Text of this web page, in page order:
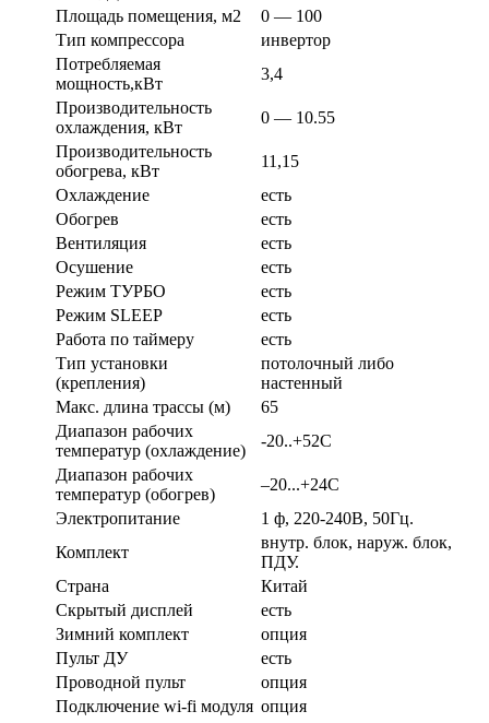
Площадь помещения, м2
0 — 100
Тип компрессора
инвертор
Потребляемая
мощность,кВт
3,4
Производительность
охлаждения, кВт
0 — 10.55
Производительность
обогрева, кВт
11,15
Охлаждение
есть
Обогрев
есть
Вентиляция
есть
Осушение
есть
Режим ТУРБО
есть
Режим SLEEP
есть
Работа по таймеру
есть
Тип установки
(крепления)
потолочный либо
настенный
Макс. длина трассы (м)
65
Диапазон рабочих
температур (охлаждение)
-20..+52С
Диапазон рабочих
температур (обогрев)
–20...+24С
Электропитание
1 ф, 220-240В, 50Гц.
Комплект
внутр. блок, наруж. блок,
ПДУ.
Страна
Китай
Скрытый дисплей
есть
Зимний комплект
опция
Пульт ДУ
есть
Проводной пульт
опция
Подключение wi-fi модуля опция